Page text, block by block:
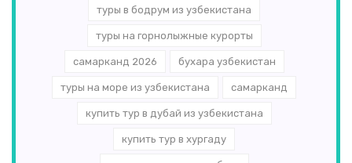
туры в бодрум из узбекистана
туры на горнолыжные курорты
самарканд 2026 бухара узбекистан
туры на море из узбекистана самарканд
купить тур в дубай из узбекистана
купить тур в хургаду